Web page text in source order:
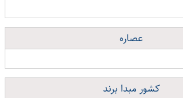
عصاره
کشور مبدا برند